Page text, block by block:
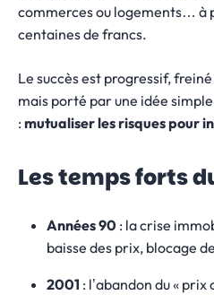
commerces ou logements… à
centaines de francs.
Le succès est progressif,
mais porté par une idée
: mutualiser les risques pour
Les temps forts
Années 90 : la crise
baisse des prix, blocage
2001 : l’abandon du «